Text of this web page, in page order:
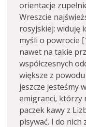
orientacje
Wreszcie
rosyjskiej: widuję
myśli o powrocie
nawet na takie
współczesnych
większe z
jeszcze jesteśmy
emigranci, którzy
paczek kawy z
pisywać. I do nich